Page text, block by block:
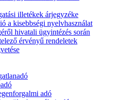
illetékek árjegyzéke
a kisebbségi nyelvhasználat
hivatali ügyintézés során
érvényű rendeletek
adó